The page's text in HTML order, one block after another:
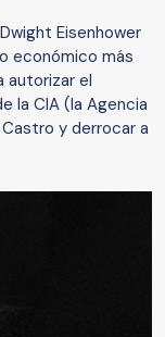
Eisenhower
económico más
autorizar el
la CIA (la Agencia
Castro y derrocar a